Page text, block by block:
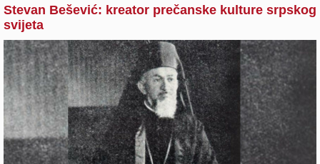
Stevan Bešević: kreator prečanske kulture srpskog
svijeta